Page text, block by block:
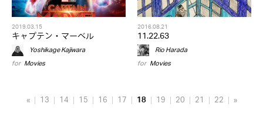
2019.03.15
キャプテン・マーベル
Yoshikage Kajiwara
for Movies
2016.08.21
11.22.63
Rio Harada
for Movies
« 13 14 15 16 17 18 19 20 21 22 »